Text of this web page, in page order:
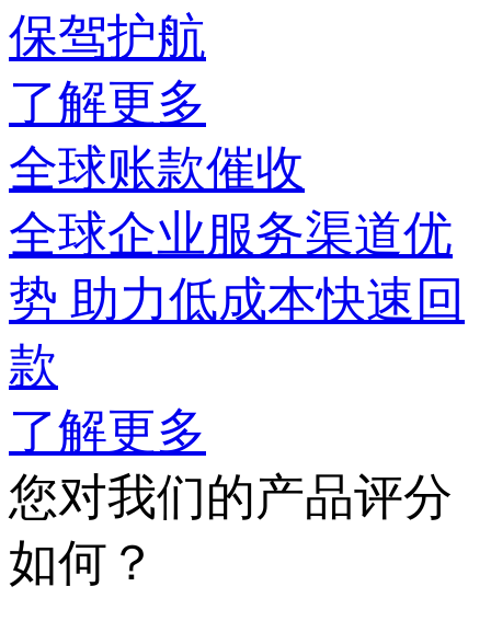
保驾护航
了解更多
全球账款催收
全球企业服务渠道优
势 助力低成本快速回
款
了解更多
您对我们的产品评分
如何？